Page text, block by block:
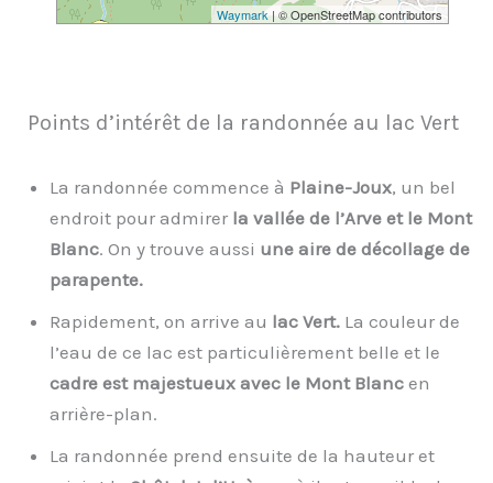
Waymark | © OpenStreetMap contributors
Points d’intérêt de la randonnée au lac Vert
La randonnée commence à Plaine-Joux, un bel
endroit pour admirer la vallée de l’Arve et le Mont
Blanc. On y trouve aussi une aire de décollage de
parapente.
Rapidement, on arrive au lac Vert. La couleur de
l’eau de ce lac est particulièrement belle et le
cadre est majestueux avec le Mont Blanc en
arrière-plan.
La randonnée prend ensuite de la hauteur et